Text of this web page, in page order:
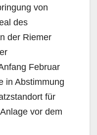
von
des
der Riemer
Februar
in Abstimmung
für
vor dem